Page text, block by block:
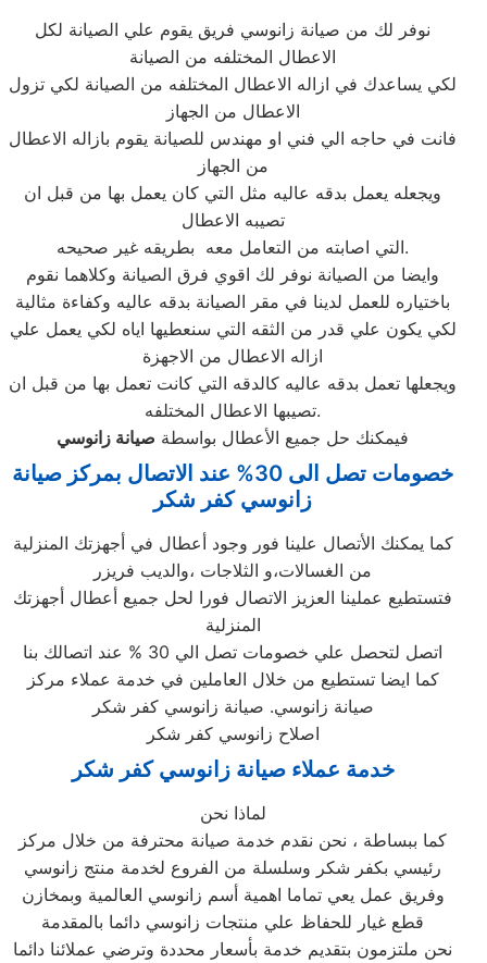
نوفر لك من صيانة زانوسي فريق يقوم علي الصيانة لكل
الاعطال المختلفه من الصيانة
لكي يساعدك في ازاله الاعطال المختلفه من الصيانة لكي تزول
الاعطال من الجهاز
فانت في حاجه الي فني او مهندس للصيانة يقوم بازاله الاعطال
من الجهاز
ويجعله يعمل بدقه عاليه مثل التي كان يعمل بها من قبل ان
تصيبه الاعطال
التي اصابته من التعامل معه بطريقه غير صحيحه.
وايضا من الصيانة نوفر لك اقوي فرق الصيانة وكلاهما نقوم
باختياره للعمل لدينا في مقر الصيانة بدقه عاليه وكفاءة مثالية
لكي يكون علي قدر من الثقه التي سنعطيها اياه لكي يعمل علي
ازاله الاعطال من الاجهزة
ويجعلها تعمل بدقه عاليه كالدقه التي كانت تعمل بها من قبل ان
تصيبها الاعطال المختلفه.
فيمكنك حل جميع الأعطال بواسطة صيانة زانوسي
خصومات تصل الى 30% عند الاتصال بمركز صيانة
زانوسي كفر شكر
كما يمكنك الأتصال علينا فور وجود أعطال في أجهزتك المنزلية
من الغسالات،و الثلاجات ،والديب فريزر
فتستطيع عملينا العزيز الاتصال فورا لحل جميع أعطال أجهزتك
المنزلية
اتصل لتحصل علي خصومات تصل الي 30 % عند اتصالك بنا
كما ايضا تستطيع من خلال العاملين في خدمة عملاء مركز
صيانة زانوسي. صيانة زانوسي كفر شكر
اصلاح زانوسي كفر شكر
خدمة عملاء صيانة زانوسي كفر شكر
لماذا نحن
كما ببساطة ، نحن نقدم خدمة صيانة محترفة من خلال مركز
رئيسي بكفر شكر وسلسلة من الفروع لخدمة منتج زانوسي
وفريق عمل يعي تماما اهمية أسم زانوسي العالمية وبمخازن
قطع غيار للحفاظ علي منتجات زانوسي دائما بالمقدمة
نحن ملتزمون بتقديم خدمة بأسعار محددة وترضي عملائنا دائما